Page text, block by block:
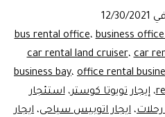
تعاقد
على
إيجارهيونداي
H1
فان
12/30/2021
bus rental office،business
car rental land cruiser،car
business bay، office rental
،إيجار تويوتا كوستر،استئجار
رحلات، ايجار اتوبيس سياحى، ايجار